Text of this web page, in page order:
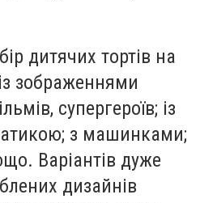
дитячих тортів на
зображеннями
супергероїв; із
з машинками;
Варіантів дуже
дизайнів